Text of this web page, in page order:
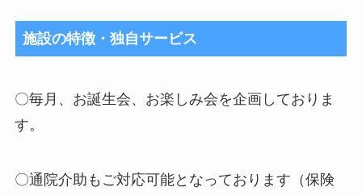
施設の特徴・独自サービス
〇毎月、お誕生会、お楽しみ会を企画しておりま
す。
〇通院介助もご対応可能となっております（保険